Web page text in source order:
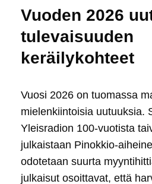
Vuoden 2026
tulevaisuuden
keräilykohteet
Vuosi 2026 on tuomassa
mielenkiintoisia uutuuksia.
Yleisradion 100-vuotista
julkaistaan Pinokkio-
odotetaan suurta
julkaisut osoittavat, että